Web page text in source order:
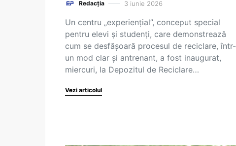
Redacția 3 iunie 2026
Un centru „experienţial”, conceput special
pentru elevi şi studenţi, care demonstrează
cum se desfăşoară procesul de reciclare, într-
un mod clar şi antrenant, a fost inaugurat,
miercuri, la Depozitul de Reciclare…
Vezi articolul